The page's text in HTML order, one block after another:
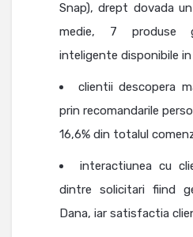
Snap), drept dovada
medie, 7 produse
inteligente disponibile
clientii descopera
prin recomandarile
16,6% din totalul
interactiunea cu
dintre solicitari fiind
Dana, iar satisfactia